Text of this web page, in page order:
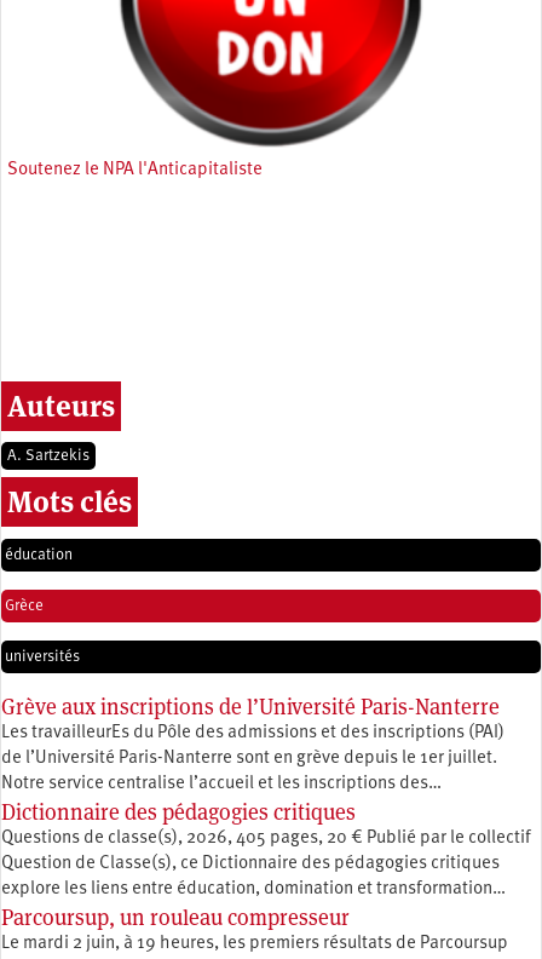
Soutenez le NPA l'Anticapitaliste
Auteurs
A. Sartzekis
Mots clés
éducation
Grèce
universités
Grève aux inscriptions de l’Université Paris-Nanterre
Les travailleurEs du Pôle des admissions et des inscriptions (PAI)
de l’Université Paris-Nanterre sont en grève depuis le 1er juillet.
Notre service centralise l’accueil et les inscriptions des…
Dictionnaire des pédagogies critiques
Questions de classe(s), 2026, 405 pages, 20 € Publié par le collectif
Question de Classe(s), ce Dictionnaire des pédagogies critiques
explore les liens entre éducation, ­domination et transformation…
Parcoursup, un rouleau compresseur
Le mardi 2 juin, à 19 heures, les premiers résultats de Parcoursup